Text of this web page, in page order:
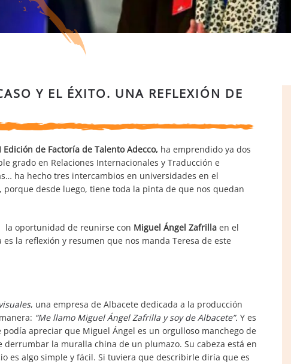
Y EL ÉXITO. UNA REFLEXIÓN DE
de Factoría de Talento Adecco, ha emprendido ya dos
grado en Relaciones Internacionales y Traducción e
ha hecho tres intercambios en universidades en el
desde luego, tiene toda la pinta de que nos quedan
la oportunidad de reunirse con Miguel Ángel Zafrilla en el
la reflexión y resumen que nos manda Teresa de este
, una empresa de Albacete dedicada a la producción
“Me llamo Miguel Ángel Zafrilla y soy de Albacete”. Y es
apreciar que Miguel Ángel es un orgulloso manchego de
la muralla china de un plumazo. Su cabeza está en
es algo simple y fácil. Si tuviera que describirle diría que es